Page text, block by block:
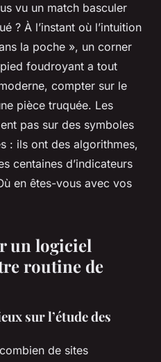
vu un match basculer
? À l’instant où l’intuition
la poche », un corner
foudroyant a tout
compter sur le
pièce truquée. Les
pas sur des symboles
: ils ont des algorithmes,
centaines d’indicateurs
en êtes-vous avec vos
un logiciel
routine de
sur l’étude des
de sites